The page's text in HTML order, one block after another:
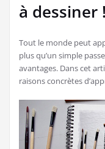
à dessiner !
Tout le monde peut
plus qu’un simple
avantages. Dans cet
raisons concrètes